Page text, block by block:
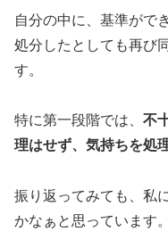
自分の中に、基準がで
処分したとしても再び
す。
特に第一段階では、 不
理はせず、気持ちを処
振り返ってみても、私
かなぁと思っています。